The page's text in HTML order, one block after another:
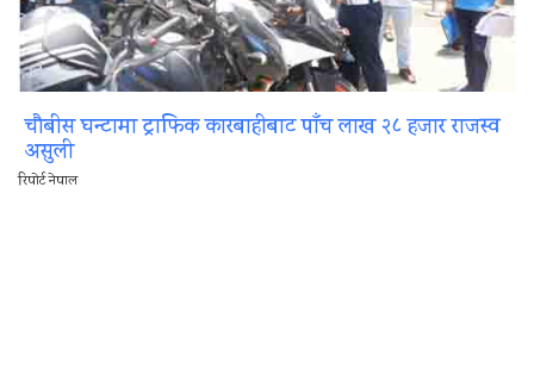
चौबीस घन्टामा ट्राफिक कारबाहीबाट पाँच लाख २८ हजार राजस्व
असुली
रिपोर्ट नेपाल